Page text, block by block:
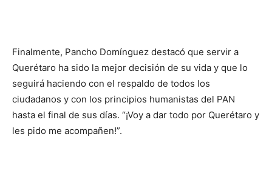
Finalmente, Pancho Domínguez destacó que servir a
Querétaro ha sido la mejor decisión de su vida y que lo
seguirá haciendo con el respaldo de todos los
ciudadanos y con los principios humanistas del PAN
hasta el final de sus días. “¡Voy a dar todo por Querétaro y
les pido me acompañen!”.